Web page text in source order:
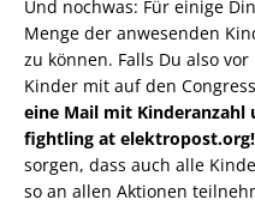
Und nochwas: Für einige
Menge der anwesenden
zu können. Falls Du also
Kinder mit auf den
eine Mail mit Kinderanzahl
fightling at elektropost.org!
sorgen, dass auch alle
so an allen Aktionen